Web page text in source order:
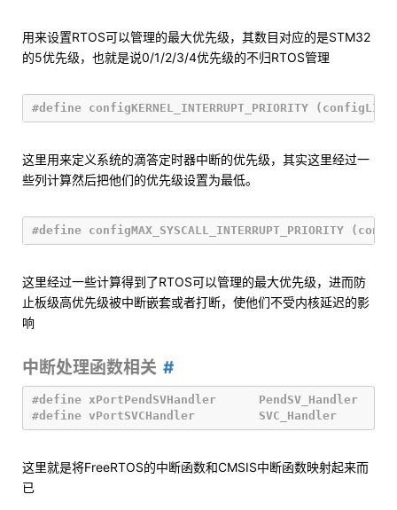
用来设置RTOS可以管理的最大优先级，其数目对应的是STM32
的5优先级，也就是说0/1/2/3/4优先级的不归RTOS管理
这里用来定义系统的滴答定时器中断的优先级，其实这里经过一
些列计算然后把他们的优先级设置为最低。
这里经过一些计算得到了RTOS可以管理的最大优先级，进而防
止板级高优先级被中断嵌套或者打断，使他们不受内核延迟的影
响
中断处理函数相关
#define xPortPendSVHandler 	PendSV_Handler
这里就是将FreeRTOS的中断函数和CMSIS中断函数映射起来而
已